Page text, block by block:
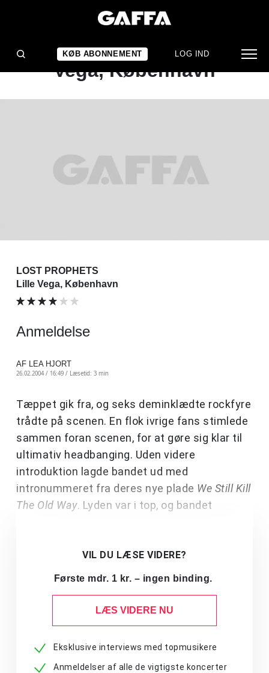
KØB ABONNEMENT LOG IND
KONCERTANMELDELSE
Lost Prophets: Lille
Vega, København
LOST PROPHETS
Lille Vega, København
Anmeldelse
AF LEA HJORT
26.02.2004 / 16:49 / Læsetid: 3 min
Tæppet gik fra, og seks deminklædte rockfyre
trådte på scenen. En flok ivrige fans stimlede
sammen foran scenen, for at gøre sig klar til
ultimativ headbanging. Uden videre
introduktion lagde bandet ud med
intronummeret fra deres nye plade We Still Kill
The Old Way. Lyden var i top, og bandet
VIL DU LÆSE VIDERE?
Første mdr. 1 kr. – ingen binding.
LÆS VIDERE NU
Eksklusive interviews med topmusikere
Anmeldelser af alle de vigtigste koncerter